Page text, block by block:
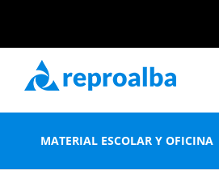
MATERIAL ESCOLAR Y OFICINA